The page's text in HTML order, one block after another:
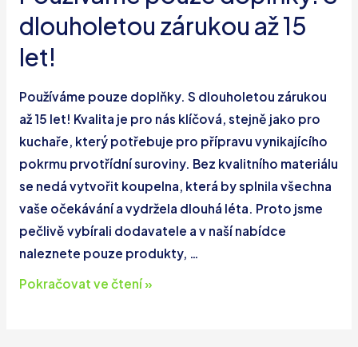
Vám
optimální
řešení.
dlouholetou zárukou až 15
let!
Používáme pouze doplňky. S dlouholetou zárukou
až 15 let! Kvalita je pro nás klíčová, stejně jako pro
kuchaře, který potřebuje pro přípravu vynikajícího
pokrmu prvotřídní suroviny. Bez kvalitního materiálu
se nedá vytvořit koupelna, která by splnila všechna
vaše očekávání a vydržela dlouhá léta. Proto jsme
pečlivě vybírali dodavatele a v naší nabídce
naleznete pouze produkty, …
Používáme
Pokračovat ve čtení »